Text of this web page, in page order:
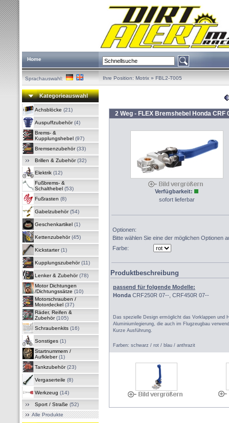
Home
Sprachauswahl: Ihre Position: Motrix » FBL2-T005
Kategorieauswahl
Achsblöcke (21)
Auspuffzubehör(4)
Brems- &
Kupplungshebel (97)
Bremsenzubehör(33)
Brillen & Zubehör(32)
Elektrik (12)
Fußbrems- &
Schalthebel (53)
Fußrasten (8)
Gabelzubehör(54)
Geschenkartikel (1)
Kettenzubehör(45)
Kickstarter(1)
Kupplungszubehör(11)
Lenker & Zubehör(78)
Motor Dichtungen
/Dichtungssätze (10)
Motorschrauben /
Motordeckel (37)
Räder, Reifen &
Zubehör(105)
Schraubenkits (16)
Sonstiges (1)
Startnummern /
Aufkleber(1)
Tankzubehör(23)
Vergaserteile (8)
Werkzeug (14)
Sport / Straße (52)
Alle Produkte
2 Weg - FLEX Bremshebel Honda CRF
Verfügbarkeit:
sofort lieferbar
Optionen:
Bitte wählen Sie eine der möglichen Optionen
Farbe:
Produktbeschreibung
passend für folgende Modelle:
Honda CRF250R 07--, CRF450R 07--
Das spezielle Design ermöglicht das Vorklappen und
Aluminiumlegierung, die auch im Flugzeugbau
Kurze Ausführung.
Farben: schwarz / rot / blau / anthrazit